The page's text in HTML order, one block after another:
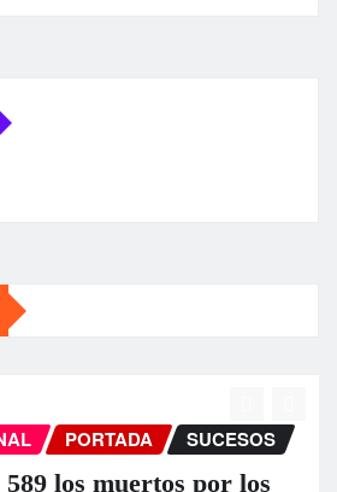
PORTADA SUCESOS
los muertos por los